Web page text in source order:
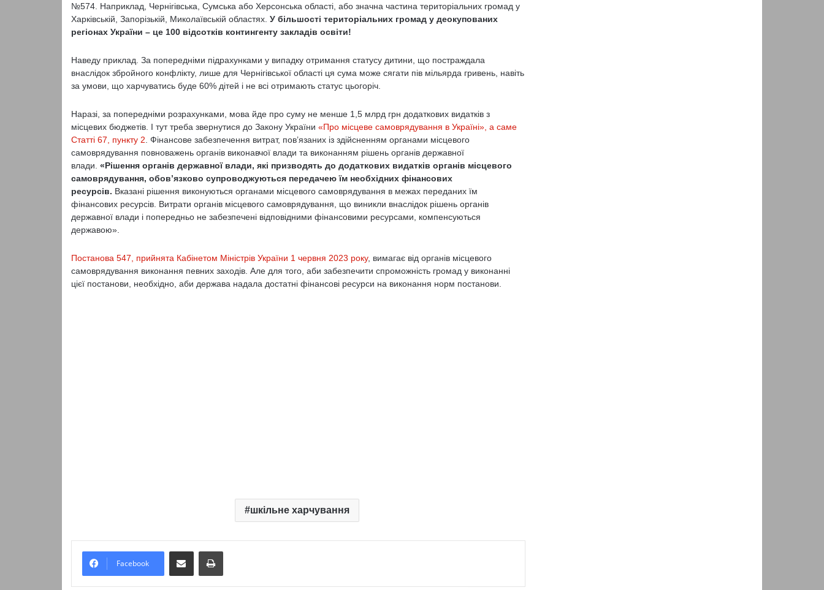
№574. Наприклад, Чернігівська, Сумська або Херсонська області, або значна частина територіальних громад у
Харківській, Запорізькій, Миколаївській областях. У більшості територіальних громад у деокупованих
регіонах України – це 100 відсотків контингенту закладів освіти!
Наведу приклад. За попередніми підрахунками у випадку отримання статусу дитини, що постраждала
внаслідок збройного конфлікту, лише для Чернігівської області ця сума може сягати пів мільярда гривень, навіть
за умови, що харчуватись буде 60% дітей і не всі отримають статус цьогоріч.
Наразі, за попередніми розрахунками, мова йде про суму не менше 1,5 млрд грн додаткових видатків з
місцевих бюджетів. І тут треба звернутися до Закону України «Про місцеве самоврядування в Україні», а саме
Статті 67, пункту 2 . Фінансове забезпечення витрат, пов’язаних із здійсненням органами місцевого
самоврядування повноважень органів виконавчої влади та виконанням рішень органів державної
влади. «Рішення органів державної влади, які призводять до додаткових видатків органів місцевого
самоврядування, обов’язково супроводжуються передачею їм необхідних фінансових
ресурсів. Вказані рішення виконуються органами місцевого самоврядування в межах переданих їм
фінансових ресурсів. Витрати органів місцевого самоврядування, що виникли внаслідок рішень органів
державної влади і попередньо не забезпечені відповідними фінансовими ресурсами, компенсуються
державою».
Постанова 547, прийнята Кабінетом Міністрів України 1 червня 2023 року, вимагає від органів місцевого
самоврядування виконання певних заходів. Але для того, аби забезпечити спроможність громад у виконанні
цієї постанови, необхідно, аби держава надала достатні фінансові ресурси на виконання норм постанови.
шкільне харчування
Facebook
Надіслати електронною поштоюНадрукувати